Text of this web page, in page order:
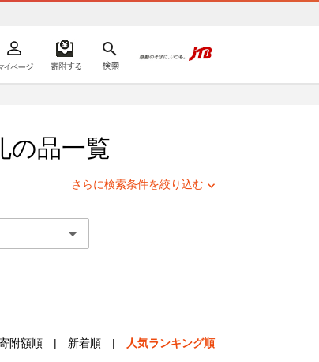
の品一覧
さらに検索条件を絞り込む
附額順 | 新着順 | 人気ランキング順